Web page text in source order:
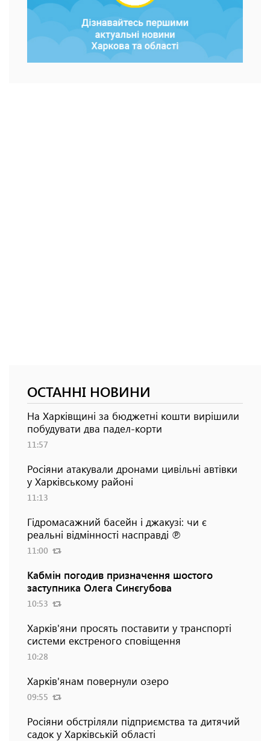
ОСТАННІ НОВИНИ
На Харківщині за бюджетні кошти вирішили
побудувати два падел-корти
11:57
Росіяни атакували дронами цивільні автівки
у Харківському районі
11:13
Гідромасажний басейн і джакузі: чи є
реальні відмінності насправді ℗
11:00
Кабмін погодив призначення шостого
заступника Олега Синєгубова
10:53
Харків'яни просять поставити у транспорті
системи екстреного сповіщення
10:28
Харків'янам повернули озеро
09:55
Росіяни обстріляли підприємства та дитячий
садок у Харківській області